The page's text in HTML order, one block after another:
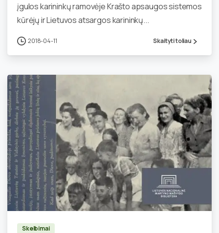
įgulos karininkų ramovėje Krašto apsaugos sistemos
kūrėjų ir Lietuvos atsargos karininkų...
2018-04-11 Skaityti toliau
Skelbimai